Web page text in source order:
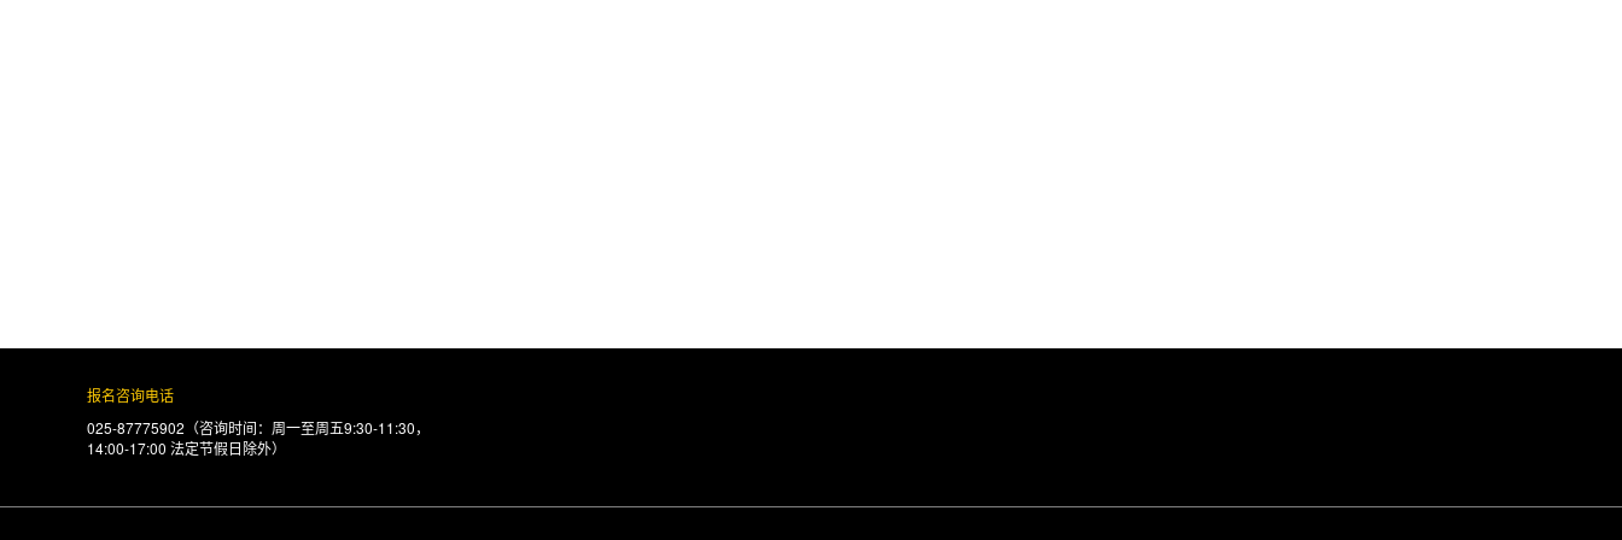
报名咨询电话
025-87775902（咨询时间：周一至周五9:30-11:30，
14:00-17:00 法定节假日除外）